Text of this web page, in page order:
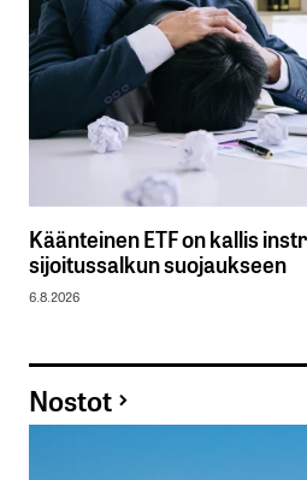
Käänteinen ETF on kallis
sijoitussalkun suojaukseen
6.8.2026
Nostot